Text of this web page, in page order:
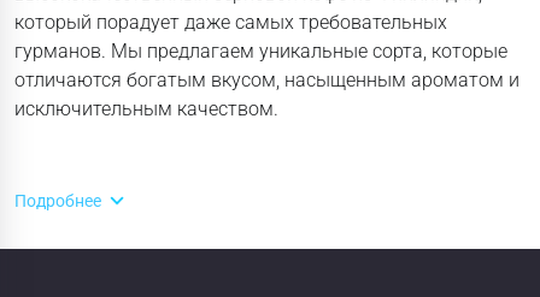
который порадует даже самых требовательных
гурманов. Мы предлагаем уникальные сорта, которые
отличаются богатым вкусом, насыщенным ароматом и
исключительным качеством.
Подробнее